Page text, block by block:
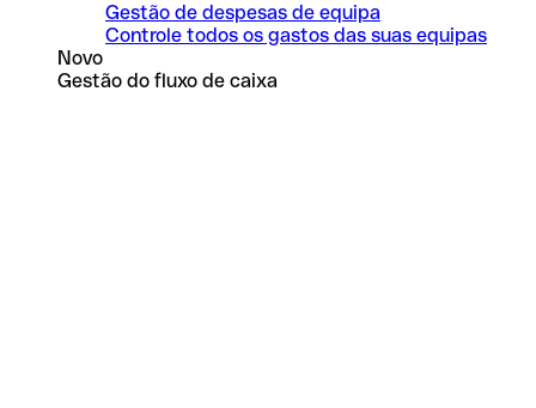
Gestão de despesas de equipa
Controle todos os gastos das suas equipas
Novo
Gestão do fluxo de caixa